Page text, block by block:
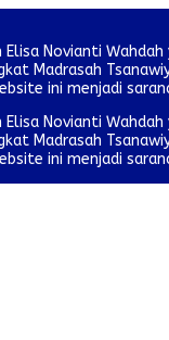
Novianti
Madrasah
ini menjadi
Novianti
Madrasah
ini menjadi